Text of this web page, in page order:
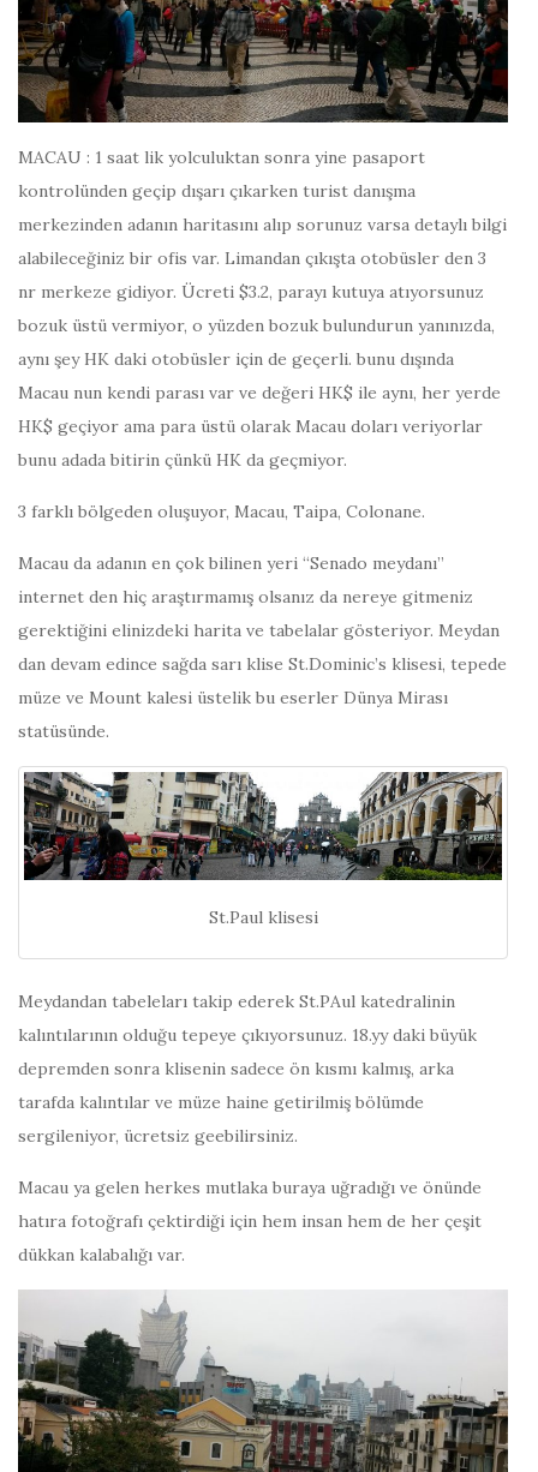
MACAU : 1 saat lik yolculuktan sonra yine pasaport
kontrolünden geçip dışarı çıkarken turist danışma
merkezinden adanın haritasını alıp sorunuz varsa detaylı bilgi
alabileceğiniz bir ofis var. Limandan çıkışta otobüsler den 3
nr merkeze gidiyor. Ücreti $3.2, parayı kutuya atıyorsunuz
bozuk üstü vermiyor, o yüzden bozuk bulundurun yanınızda,
aynı şey HK daki otobüsler için de geçerli. bunu dışında
Macau nun kendi parası var ve değeri HK$ ile aynı, her yerde
HK$ geçiyor ama para üstü olarak Macau doları veriyorlar
bunu adada bitirin çünkü HK da geçmiyor.
3 farklı bölgeden oluşuyor, Macau, Taipa, Colonane.
Macau da adanın en çok bilinen yeri “Senado meydanı”
internet den hiç araştırmamış olsanız da nereye gitmeniz
gerektiğini elinizdeki harita ve tabelalar gösteriyor. Meydan
dan devam edince sağda sarı klise St.Dominic’s klisesi, tepede
müze ve Mount kalesi üstelik bu eserler Dünya Mirası
statüsünde.
St.Paul klisesi
Meydandan tabeleları takip ederek St.PAul katedralinin
kalıntılarının olduğu tepeye çıkıyorsunuz. 18.yy daki büyük
depremden sonra klisenin sadece ön kısmı kalmış, arka
tarafda kalıntılar ve müze haine getirilmiş bölümde
sergileniyor, ücretsiz geebilirsiniz.
Macau ya gelen herkes mutlaka buraya uğradığı ve önünde
hatıra fotoğrafı çektirdiği için hem insan hem de her çeşit
dükkan kalabalığı var.